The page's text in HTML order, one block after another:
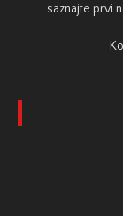
saznajte prvi